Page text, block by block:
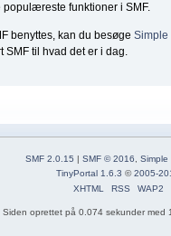
populæreste funktioner i SMF.
benyttes, kan du besøgeSimple
til hvad det er i dag.
SMF 2.0.15 | SMF © 2016, Simple
TinyPortal 1.6.3 ©2005-
XHTML
RSS WAP2
Siden oprettet på 0.074 sekunder med